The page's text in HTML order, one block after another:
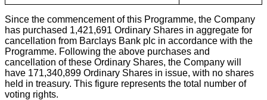
Since the commencement of this Programme, the Company
has purchased 1,421,691 Ordinary Shares in aggregate for
cancellation from Barclays Bank plc in accordance with the
Programme. Following the above purchases and
cancellation of these Ordinary Shares, the Company will
have 171,340,899 Ordinary Shares in issue, with no shares
held in treasury. This figure represents the total number of
voting rights.